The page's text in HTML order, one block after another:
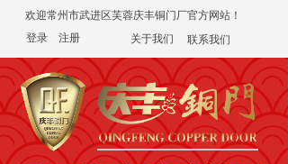
关于我们
登录 注册 联系我们
欢迎常州市武进区芙蓉庆丰铜门厂官方网站！